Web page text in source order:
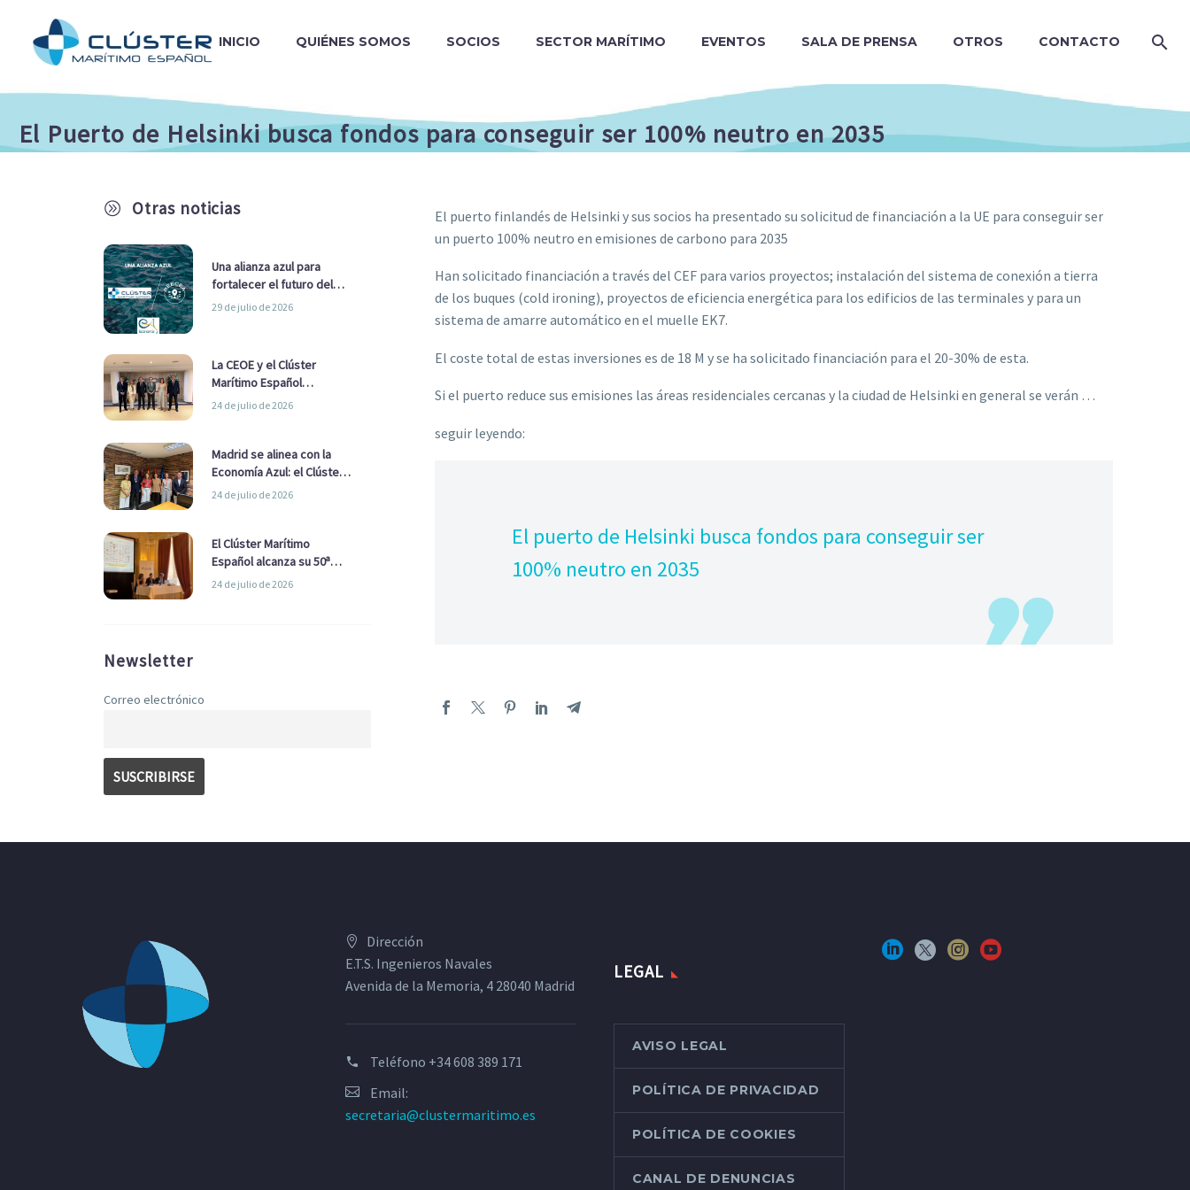
INICIO QUIÉNES SOMOS SOCIOS SECTOR MARÍTIMO EVENTOS SALA DE PRENSA OTROS CONTACTO
El Puerto de Helsinki busca fondos para conseguir ser 100% neutro en 2035
A Otras noticias
Una alianza azul para
fortalecer el futuro del
sector marítimo
29 de julio de 2026
La CEOE y el Clúster
Marítimo Español
refuerzan su alianza para
24 de julio de 2026
Madrid se alinea con la
Economía Azul: el Clúster
Marítimo Español y la Real
Ayuntamiento
24 de julio de 2026
El Clúster Marítimo
Español alcanza su 50ª
Asamblea reafirmando su
24 de julio de 2026
Newsletter
Correo electrónico
El puerto finlandés de Helsinki y sus socios ha presentado su solicitud de financiación a la UE para conseguir ser
un puerto 100% neutro en emisiones de carbono para 2035
Han solicitado financiación a través del CEF para varios proyectos; instalación del sistema de conexión a tierra
de los buques (cold ironing), proyectos de eficiencia energética para los edificios de las terminales y para un
sistema de amarre automático en el muelle EK7.
El coste total de estas inversiones es de 18 M y se ha solicitado financiación para el 20-30% de esta.
Si el puerto reduce sus emisiones las áreas residenciales cercanas y la ciudad de Helsinki en general se verán …
seguir leyendo:
El puerto de Helsinki busca fondos para conseguir ser
100% neutro en 2035
Dirección
E.T.S. Ingenieros Navales
Avenida de la Memoria, 4 28040 Madrid
Teléfono +34 608 389 171
Email:
secretaria@clustermaritimo.es
LEGAL
AVISO LEGAL
POLÍTICA DE PRIVACIDAD
POLÍTICA DE COOKIES
CANAL DE DENUNCIAS